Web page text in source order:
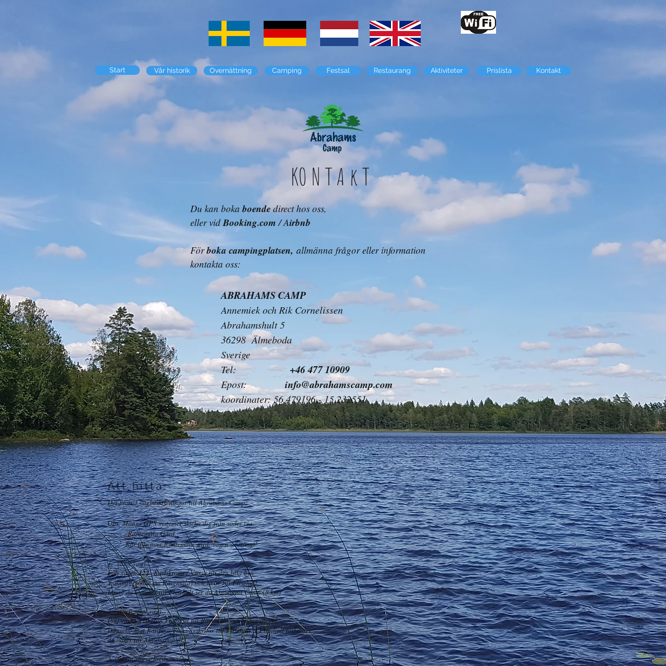
Start Vår historik Overnättning Camping Festsal Restaurang Aktiviteter Prislista Kontakt
KONTAkT
Du kan bokaboendedirect hos oss,
eller vidBooking.com / Airbnb
Förboka campingplatsen, allmänna frågor eller information
kontakta oss:
ABRAHAMS CAMP
Annemiek och Rik Cornelissen
Abrahamshult 5
36298 Älmeboda
Sverige
Tel: +46 477 10909
Epost: info@abrahamscamp.com
koordinater: 56,479196 - 15,232551
Att hitta:
Det finns 3 vägbeskrivningar till Abrahams Camp:
Obs. Många GPS systemer skicka dig från söder via
Räntemåla Gård.
Körinteöver Räntemåla gård, vägen är stängt!
1. (Stor väg)
Följ vägen122Karlskrona / Växjö till den lilla byn
Yxnanäs (söder om Rävemåla) och ta av till Flisehult.
Innan du kommer till Flisehult ser du Abrahams Camp (8 km)
2. (liten smal väg)
Följ vägen120från Tingsryd till Rävemåla och sväng av vid
Dångebo mot Kållebo. Följ vägskyltar till Flisehult. I Flisehult fortsätter
du höger till Abrahamshult.
3. (något större bredare väg)